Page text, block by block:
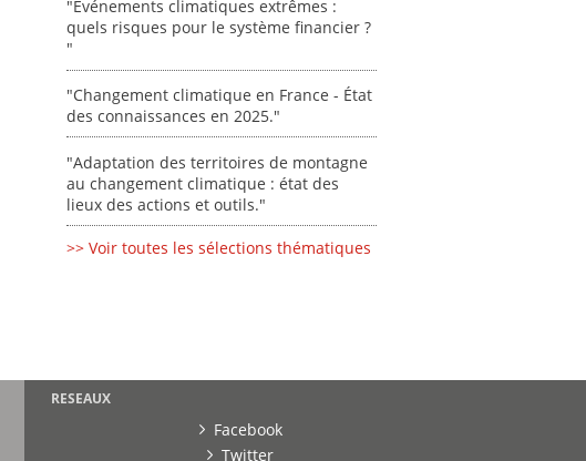
"Événements climatiques extrêmes :
quels risques pour le système financier ?
"
"Changement climatique en France - État
des connaissances en 2025."
"Adaptation des territoires de montagne
au changement climatique : état des
lieux des actions et outils."
>> Voir toutes les sélections thématiques
RESEAUX
Facebook
Twitter